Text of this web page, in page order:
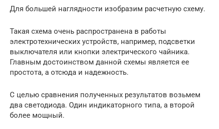
Для большей наглядности изобразим расчетную схему.
Такая схема очень распространена в работы
электротехнических устройств, например, подсветки
выключателя или кнопки электрического чайника.
Главным достоинством данной схемы является ее
простота, а отсюда и надежность.
С целью сравнения полученных результатов возьмем
два светодиода. Один индикаторного типа, а второй
более мощный.